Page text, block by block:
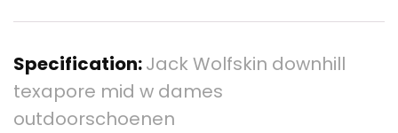
Specification:Jack Wolfskin downhill
texapore mid w dames
outdoorschoenen